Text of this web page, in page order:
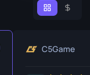
C5Game